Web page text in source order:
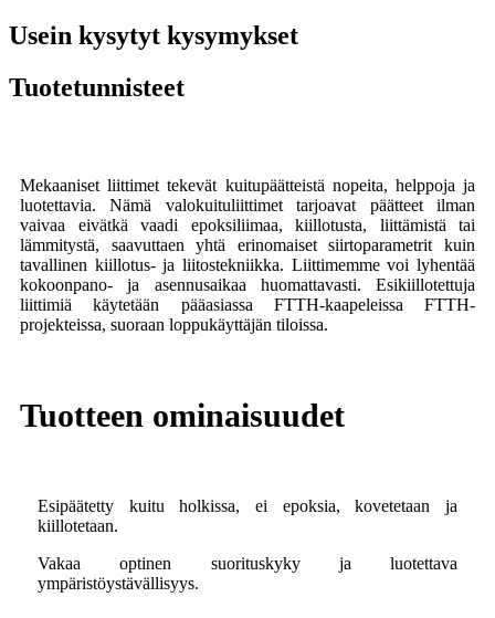
Usein kysytyt kysymykset
Tuotetunnisteet
Mekaaniset liittimet tekevät kuitupäätteistä nopeita, helppoja ja
luotettavia. Nämä valokuituliittimet tarjoavat päätteet ilman
vaivaa eivätkä vaadi epoksiliimaa, kiillotusta, liittämistä tai
lämmitystä, saavuttaen yhtä erinomaiset siirtoparametrit kuin
tavallinen kiillotus- ja liitostekniikka. Liittimemme voi lyhentää
kokoonpano- ja asennusaikaa huomattavasti. Esikiillotettuja
liittimiä käytetään pääasiassa FTTH-kaapeleissa FTTH-
projekteissa, suoraan loppukäyttäjän tiloissa.
Tuotteen ominaisuudet
Esipäätetty kuitu holkissa, ei epoksia, kovetetaan ja
kiillotetaan.
Vakaa optinen suorituskyky ja luotettava
ympäristöystävällisyys.